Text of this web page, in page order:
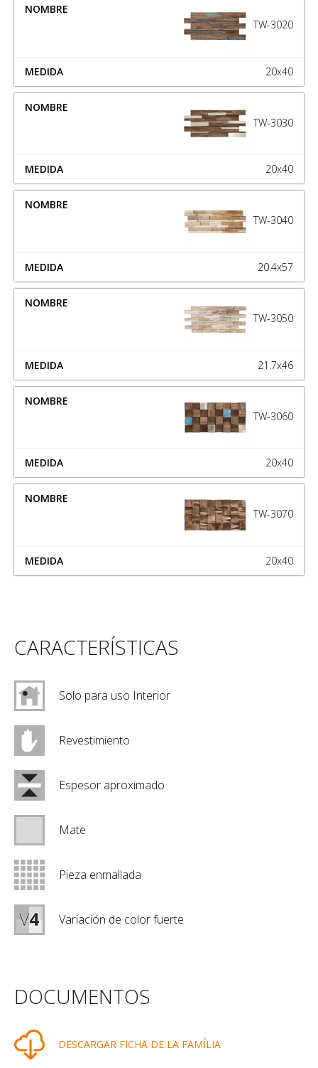
TW-3020
20x40
TW-3030
20x40
TW-3040
20.4x57
TW-3050
21.7x46
TW-3060
20x40
TW-3070
20x40
CARACTERÍSTICAS
Solo para uso Interior
Revestimiento
Espesor aproximado
Mate
Pieza enmallada
Variación de color fuerte
DOCUMENTOS
DESCARGAR FICHA DE LA FAMÍLIA